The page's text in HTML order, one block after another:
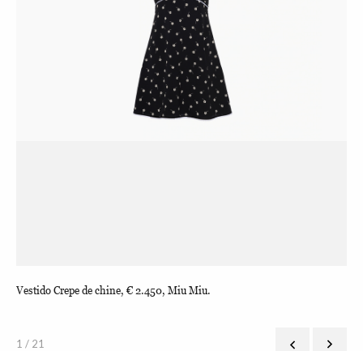
Vestido Crepe de chine, € 2.450, Miu Miu.
1 / 21